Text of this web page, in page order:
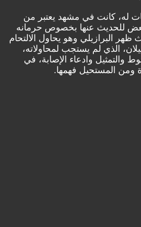
له، كانت في مشهد يعتبر من
للحديث عنها بخصوص حرمانه
ظهر البرازيلي وهو يحاول الالتحام
الذي لم يستجب لمحاولاته،
والتمثيل وادعاء الإصابة، في
ومن المستحيل فهمها.